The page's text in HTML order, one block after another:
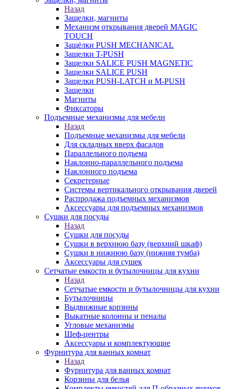
Назад
Защелки, магниты
Механизм открывания дверей MAGIC
TOUCH
Защёлки PUSH MECHANICAL
Защелки T-PUSH
Защелки SALICE PUSH MAGNETIC
Защелки SALICE PUSH
Защелки PUSH-LATCH и M-PUSH
Защелки
Магниты
Фиксаторы
Подъемные механизмы для мебели
Назад
Подъемные механизмы для мебели
Для складных вверх фасадов
Параллельного подъема
Наклонно-параллельного подъема
Наклонного подъема
Секретерные
Системы вертикального открывания дверей
Распродажа подъемных механизмов
Аксессуары для подъемных механизмов
Сушки для посуды
Назад
Сушки для посуды
Сушки в верхнюю базу (верхний шкаф)
Сушки в нижнюю базу (нижняя тумба)
Аксессуары для сушек
Сетчатые емкости и бутылочницы для кухни
Назад
Сетчатые емкости и бутылочницы для кухни
Бутылочницы
Выдвижные корзины
Выкатные колонны и пеналы
Угловые механизмы
Шеф-центры
Аксессуары и комплектующие
Фурнитура для ванных комнат
Назад
Фурнитура для ванных комнат
Корзины для белья